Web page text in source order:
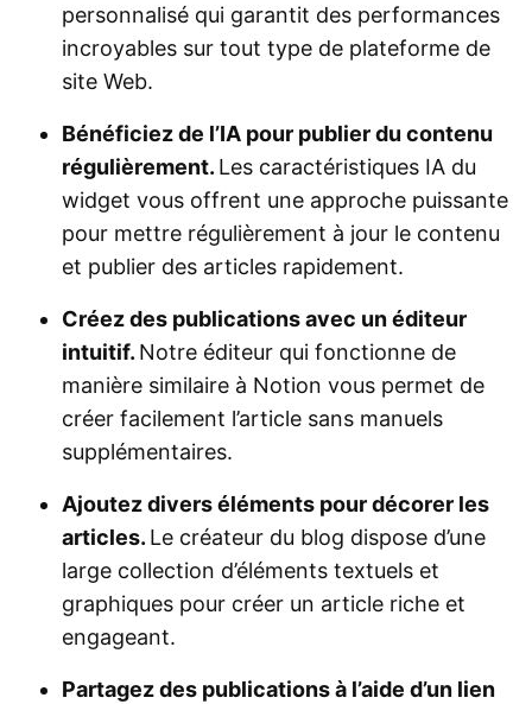
personnalisé qui garantit des performances
incroyables sur tout type de plateforme de
site Web.
Bénéficiez de l’IA pour publier du contenu
régulièrement. Les caractéristiques IA du
widget vous offrent une approche puissante
pour mettre régulièrement à jour le contenu
et publier des articles rapidement.
Créez des publications avec un éditeur
intuitif. Notre éditeur qui fonctionne de
manière similaire à Notion vous permet de
créer facilement l’article sans manuels
supplémentaires.
Ajoutez divers éléments pour décorer les
articles. Le créateur du blog dispose d’une
large collection d’éléments textuels et
graphiques pour créer un article riche et
engageant.
Partagez des publications à l’aide d’un lien